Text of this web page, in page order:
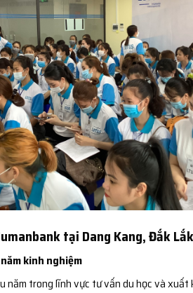
tại Dang Kang, Đắk
kinh nghiệm
năm trong lĩnh vực tư vấn du học và xuất